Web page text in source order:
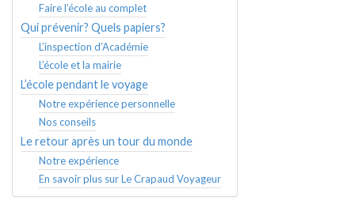
Faire l’école au complet
Qui prévenir? Quels papiers?
L’inspection d’Académie
L’école et la mairie
L’école pendant le voyage
Notre expérience personnelle
Nos conseils
Le retour après un tour du monde
Notre expérience
En savoir plus sur Le Crapaud Voyageur